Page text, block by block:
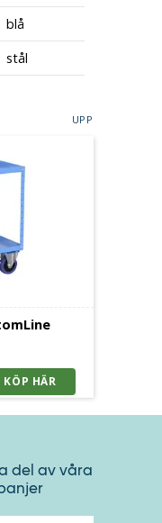
blå
stål
UPP
del av våra